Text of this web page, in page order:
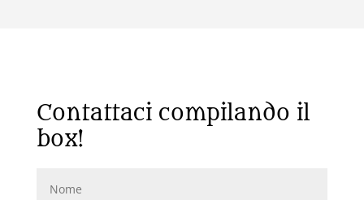
Contattaci compilando il
box!